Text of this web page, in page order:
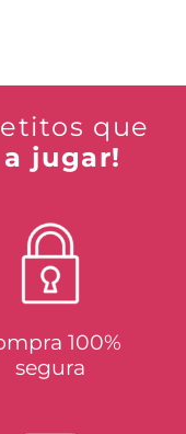
que
a jugar!
100%
segura